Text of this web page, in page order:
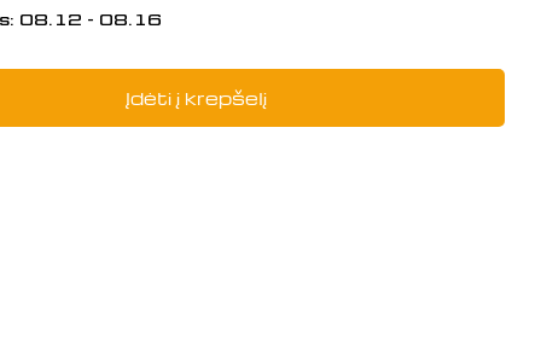
08.12 - 08.16
OF UNIVERSAL JOINT,
OF UNIVERSAL JOINT,
Įdėti į krepšelį